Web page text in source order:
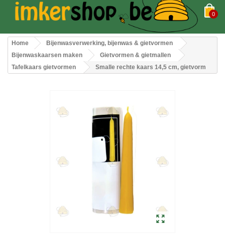
0
Home
Bijenwasverwerking, bijenwas & gietvormen
Bijenwaskaarsen maken
Gietvormen & gietmallen
Tafelkaars gietvormen
Smalle rechte kaars 14,5 cm, gietvorm